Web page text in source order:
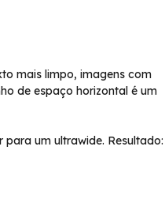
mais limpo, imagens com
de espaço horizontal é um
um ultrawide. Resultado: